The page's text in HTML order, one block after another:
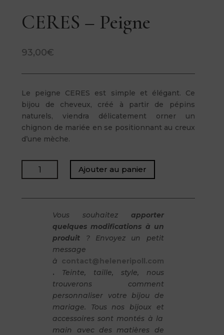
CERES – Peigne
93,00€
Le peigne CERES est simple et élégant. Ce
bijou de cheveux, créé à partir de pépins
naturels, viendra délicatement orner un
chignon de mariée en se positionnant au creux
d’une mèche.
quantité
de
-
Ajouter au panier
Vous souhaitez apporter
quelques modifications à un
produit ? Envoyez un petit
message
à contact@heleneripoll.com
. Teinte, taille, style, nous
trouverons comment
personnaliser votre bijou de
mariage. Tous nos bijoux et
accessoires sont montés à la
main avec des matières de